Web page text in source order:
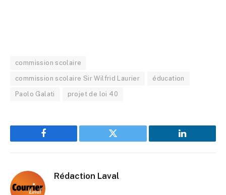
commission scolaire
commission scolaire Sir Wilfrid Laurier éducation
Paolo Galati projet de loi 40
Facebook Twitter LinkedIn
Rédaction Laval